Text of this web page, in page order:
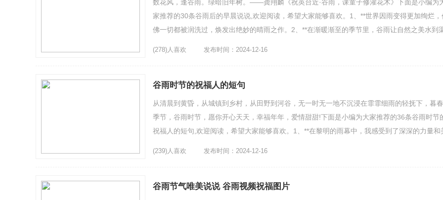
数花风，逢谷雨。绿暗旧年树。——龚翔麟《祝英台近·谷雨，课童子修灌花木》下面是小编为
家推荐的30条谷雨后的早晨说说,欢迎阅读，希望大家能够喜欢。1、**世界因雨变得更加绚烂，
佛一切都被润洗过，焕发出绝妙的晴雨之作。2、**在渐暖渐至的季节里，谷雨让自然之美水到
(278)人喜欢 发布时间：2024-12-16
谷雨时节的祝福人的短句
从清晨到黄昏，从城镇到乡村，从田野到河谷，无一时无一地不沉浸在霏霏细雨的轻抚下，暮春
季节，谷雨时节，愿你开心天天，幸福年年，爱情甜甜!下面是小编为大家推荐的36条谷雨时节
祝福人的短句,欢迎阅读，希望大家能够喜欢。1、**在黎明的雨幕中，我感受到了深深的力量和
(239)人喜欢 发布时间：2024-12-16
谷雨节气唯美说说 谷雨视频祝福图片